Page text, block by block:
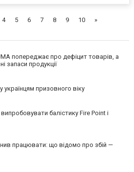
4 5 6 7 8 9 10 »
попереджає про дефіцит товарів, а
запаси продукції
українцям призовного віку
балістику Fire Point і
працювати: що відомо про збій —